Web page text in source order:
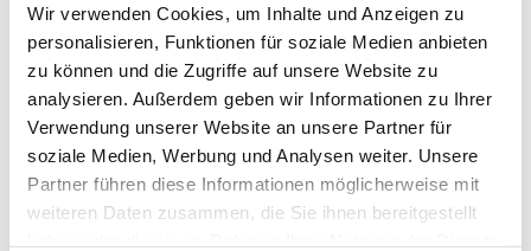
Wir verwenden Cookies, um Inhalte und Anzeigen zu
personalisieren, Funktionen für soziale Medien anbieten
zu können und die Zugriffe auf unsere Website zu
analysieren. Außerdem geben wir Informationen zu Ihrer
Verwendung unserer Website an unsere Partner für
soziale Medien, Werbung und Analysen weiter. Unsere
Partner führen diese Informationen möglicherweise mit
weiteren Daten zusammen, die Sie ihnen bereitgestellt
Ausführung:
ARIKON Straßen- Tiefbau- und Abriß GmbH
14974 Genshagen
Projektdauer:
seit Oktober 2007 – derzeit noch nicht
abgeschlossen